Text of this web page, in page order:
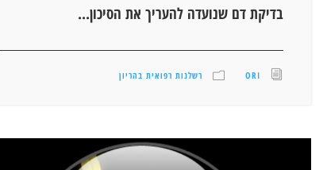
בדיקת דם שנועדה להעריך את הסיכון...
ORI רשלנות רפואית בהריון